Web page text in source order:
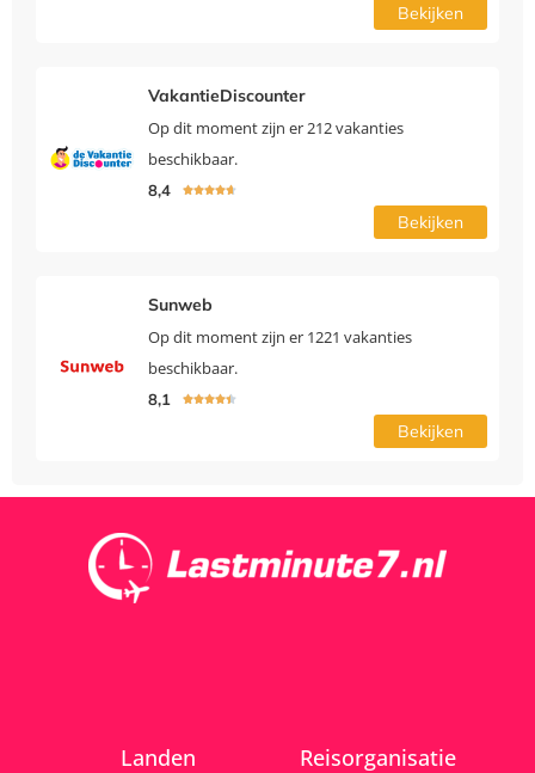
Bekijken
VakantieDiscounter
Op dit moment zijn er 212 vakanties
beschikbaar.
8,4 
Bekijken
Sunweb
Op dit moment zijn er 1221 vakanties
beschikbaar.
8,1 
Bekijken
Landen Reisorganisatie